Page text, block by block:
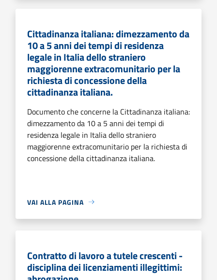
Cittadinanza italiana: dimezzamento da
10 a 5 anni dei tempi di residenza
legale in Italia dello straniero
maggiorenne extracomunitario per la
richiesta di concessione della
cittadinanza italiana.
Documento che concerne la Cittadinanza italiana:
dimezzamento da 10 a 5 anni dei tempi di
residenza legale in Italia dello straniero
maggiorenne extracomunitario per la richiesta di
concessione della cittadinanza italiana.
VAI ALLA PAGINA
Contratto di lavoro a tutele crescenti -
disciplina dei licenziamenti illegittimi: